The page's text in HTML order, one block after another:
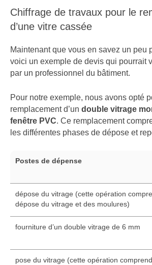
Chiffrage de travaux pour le
d’une vitre cassée
Maintenant que vous en savez un peu
voici un exemple de devis qui pourrait
par un professionnel du bâtiment.
Pour notre exemple, nous avons opté
remplacement d’un double vitrage
fenêtre PVC. Ce remplacement
les différentes phases de dépose et
Postes de dépense
dépose du vitrage (cette opération
dépose du vitrage et des moulures)
fourniture d’un double vitrage de 6 mm
pose du vitrage (cette opération